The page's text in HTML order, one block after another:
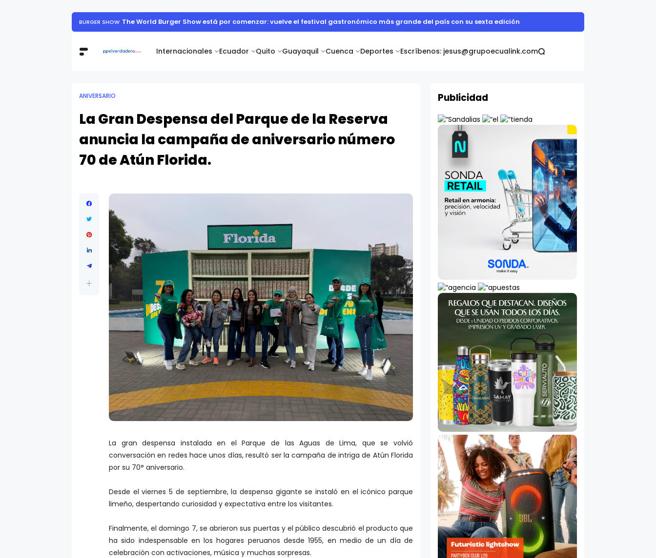
Internacionales Ecuador Quito Guayaquil Cuenca Deportes Escríbenos: jesus@grupoecualink.com
INTERNACIONALES Sony Future Filmmaker Awards 2026: Lista oficial de ganadores
ANIVERSARIO
La Gran Despensa del Parque de la Reserva
anuncia la campaña de aniversario número
70 de Atún Florida.
La gran despensa instalada en el Parque de las Aguas de Lima, que se volvió
conversación en redes hace unos días, resultó ser la campaña de intriga de Atún Florida
por su 70° aniversario.
Desde el viernes 5 de septiembre, la despensa gigante se instaló en el icónico parque
limeño, despertando curiosidad y expectativa entre los visitantes.
Finalmente, el domingo 7, se abrieron sus puertas y el público descubrió el producto que
ha sido indespensable en los hogares peruanos desde 1955, en medio de un día de
celebración con activaciones, música y muchas sorpresas.
Publicidad